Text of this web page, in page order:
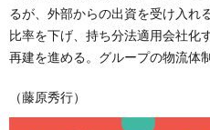
るが、外部からの出資を受け入れ
比率を下げ、持ち分法適用会社化
再建を進める。グループの物流体
（藤原秀行）